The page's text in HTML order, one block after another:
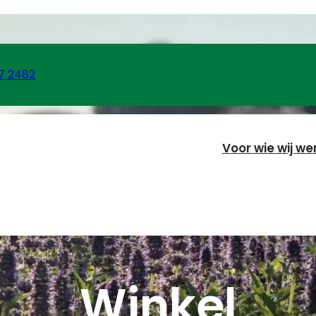
2482
Voor wie wij